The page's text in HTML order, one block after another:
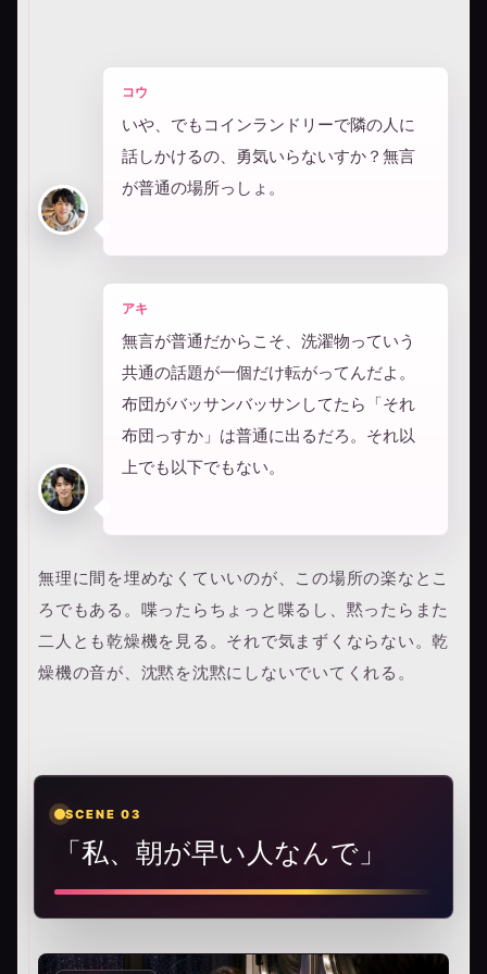
コウ
いや、でもコインランドリーで隣の人に
話しかけるの、勇気いらないすか？無言
が普通の場所っしょ。
アキ
無言が普通だからこそ、洗濯物っていう
共通の話題が一個だけ転がってんだよ。
布団がバッサンバッサンしてたら「それ
布団っすか」は普通に出るだろ。それ以
上でも以下でもない。
無理に間を埋めなくていいのが、この場所の楽なとこ
ろでもある。喋ったらちょっと喋るし、黙ったらまた
二人とも乾燥機を見る。それで気まずくならない。乾
燥機の音が、沈黙を沈黙にしないでいてくれる。
SCENE 03
「私、朝が早い人なんで」